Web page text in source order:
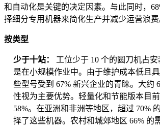
和自动化是关键的决定因素。与此同时，
择细分专用机器来简化生产并减少运营浪费
按类型
少于十站： 工位少于 10 个的圆刀机占安
是在小规模作业中。由于维护成本低且
些型号受到 67% 新兴企业的青睐。大约
性视为主要优势。轻量化和节能版本目
58%。在亚洲和非洲等地区，超过 70%
择了这些机器。农村和城郊地区 66% 的